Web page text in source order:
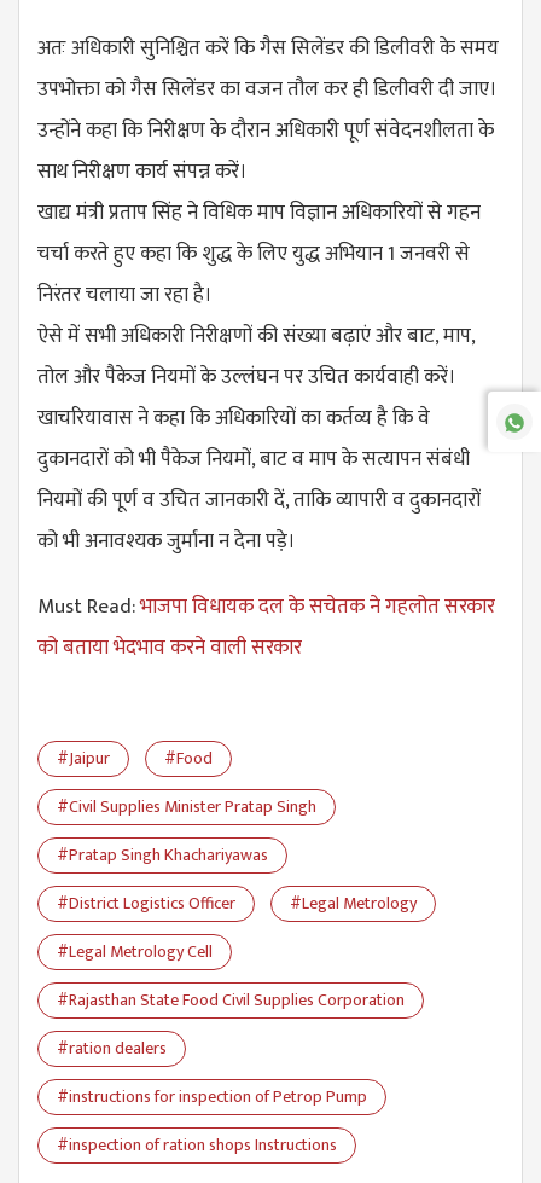
अतः अधिकारी सुनिश्चित करें कि गैस सिलेंडर की डिलीवरी के समय
उपभोक्ता को गैस सिलेंडर का वजन तौल कर ही डिलीवरी दी जाए।
उन्होंने कहा कि निरीक्षण के दौरान अधिकारी पूर्ण संवेदनशीलता के
साथ निरीक्षण कार्य संपन्न करें।
खाद्य मंत्री प्रताप सिंह ने विधिक माप विज्ञान अधिकारियों से गहन
चर्चा करते हुए कहा कि शुद्ध के लिए युद्ध अभियान 1 जनवरी से
निरंतर चलाया जा रहा है।
ऐसे में सभी अधिकारी निरीक्षणों की संख्या बढ़ाएं और बाट, माप,
तोल और पैकेज नियमों के उल्लंघन पर उचित कार्यवाही करें।
खाचरियावास ने कहा कि अधिकारियों का कर्तव्य है कि वे
दुकानदारों को भी पैकेज नियमों, बाट व माप के सत्यापन संबंधी
नियमों की पूर्ण व उचित जानकारी दें, ताकि व्यापारी व दुकानदारों
को भी अनावश्यक जुर्माना न देना पडे़।
Must Read:भाजपा विधायक दल के सचेतक ने गहलोत सरकार
को बताया भेदभाव करने वाली सरकार
#Jaipur
#Food
#Civil Supplies Minister Pratap Singh
#Pratap Singh Khachariyawas
#District Logistics Officer
#Legal Metrology
#Legal Metrology Cell
#Rajasthan State Food Civil Supplies Corporation
#ration dealers
#instructions for inspection of Petrop Pump
#inspection of ration shops Instructions